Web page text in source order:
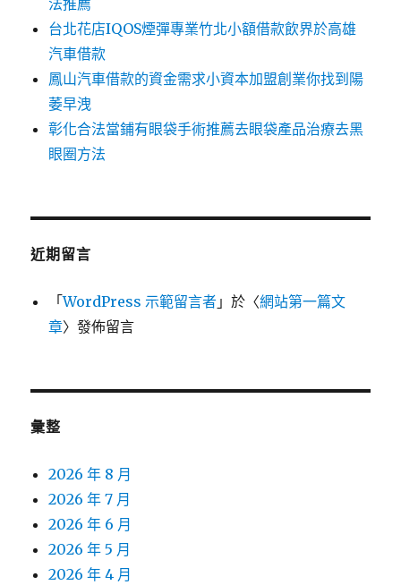
法推薦
台北花店IQOS煙彈專業竹北小額借款飲界於高雄
汽車借款
鳳山汽車借款的資金需求小資本加盟創業你找到陽
萎早洩
彰化合法當鋪有眼袋手術推薦去眼袋產品治療去黑
眼圈方法
近期留言
「WordPress 示範留言者 」於〈網站第一篇文
章〉發佈留言
彙整
2026 年 8 月
2026 年 7 月
2026 年 6 月
2026 年 5 月
2026 年 4 月